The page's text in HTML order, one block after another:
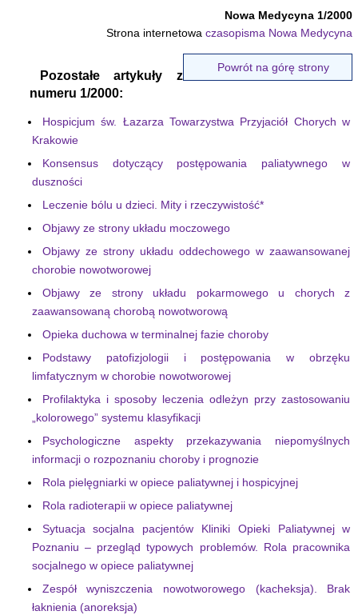
Nowa Medycyna 1/2000
Strona internetowaczasopisma Nowa Medycyna
Powrót na górę strony
Pozostałe artykuły z
numeru 1/2000:
Hospicjum św. Łazarza Towarzystwa Przyjaciół Chorych w
Krakowie
Konsensus dotyczący postępowania paliatywnego w
duszności
Leczenie bólu u dzieci. Mity i rzeczywistość*
Objawy ze strony układu moczowego
Objawy ze strony układu oddechowego w zaawansowanej
chorobie nowotworowej
Objawy ze strony układu pokarmowego u chorych z
zaawansowaną chorobą nowotworową
Opieka duchowa w terminalnej fazie choroby
Podstawy patofizjologii i postępowania w obrzęku
limfatycznym w chorobie nowotworowej
Profilaktyka i sposoby leczenia odleżyn przy zastosowaniu
„kolorowego” systemu klasyfikacji
Psychologiczne aspekty przekazywania niepomyślnych
informacji o rozpoznaniu choroby i prognozie
Rola pielęgniarki w opiece paliatywnej i hospicyjnej
Rola radioterapii w opiece paliatywnej
Sytuacja socjalna pacjentów Kliniki Opieki Paliatywnej w
Poznaniu – przegląd typowych problemów. Rola pracownika
socjalnego w opiece paliatywnej
Zespół wyniszczenia nowotworowego (kacheksja). Brak
łaknienia (anoreksja)